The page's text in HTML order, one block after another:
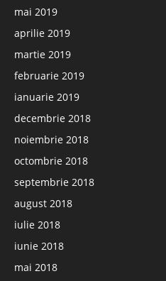
mai 2019
aprilie 2019
martie 2019
februarie 2019
ianuarie 2019
decembrie 2018
noiembrie 2018
octombrie 2018
septembrie 2018
august 2018
iulie 2018
iunie 2018
mai 2018